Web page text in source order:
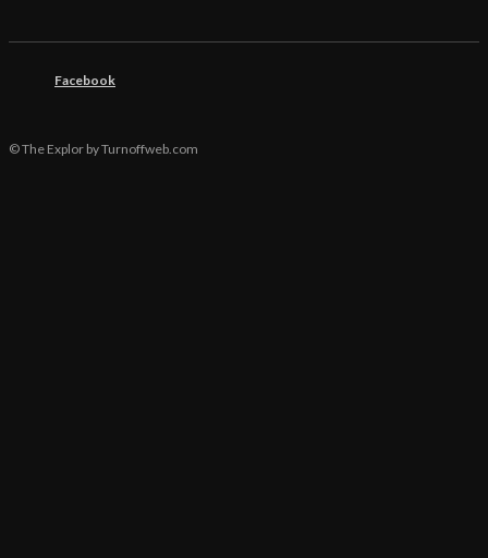
Facebook
© The Explor by Turnoffweb.com